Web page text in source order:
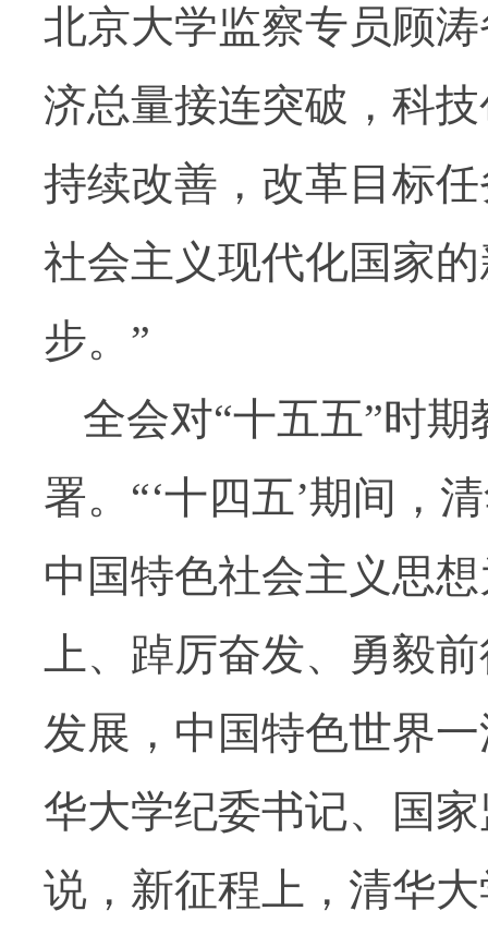
北京大学监察专员顾
济总量接连突破，科
持续改善，改革目标
社会主义现代化国家
步。”
全会对“十五五”时
署。“‘十四五’期间，
中国特色社会主义思
上、踔厉奋发、勇毅
发展，中国特色世界
华大学纪委书记、国
说，新征程上，清华